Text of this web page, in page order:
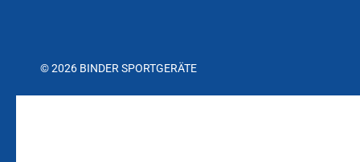
© 2026 BINDER SPORTGERÄTE